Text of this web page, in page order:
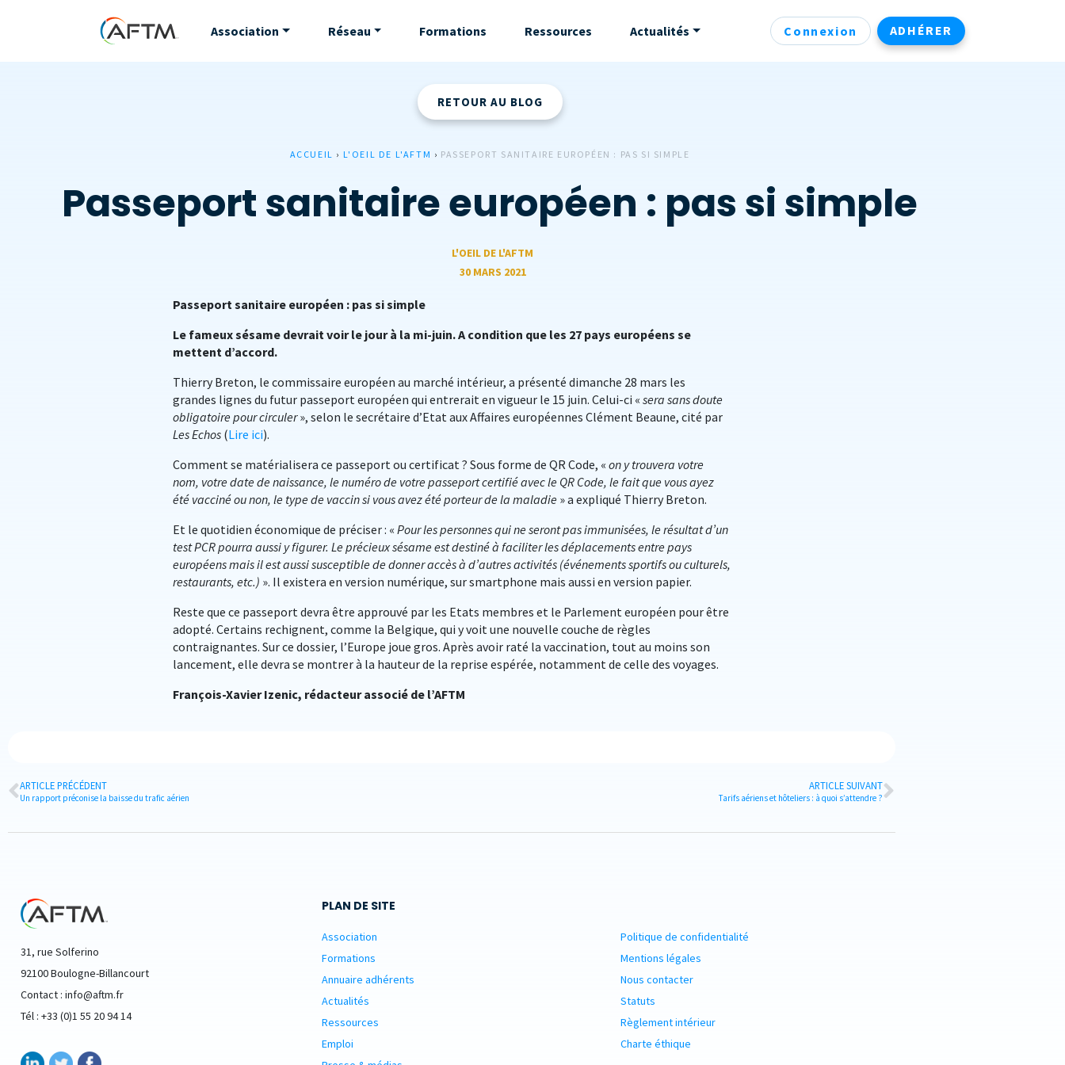
Association Réseau Formations Ressources Actualités Connexion ADHÉRER
RETOUR AU BLOG
ACCUEIL › L'OEIL DE L'AFTM › PASSEPORT SANITAIRE EUROPÉEN : PAS SI SIMPLE
Passeport sanitaire européen : pas si simple
L'OEIL DE L'AFTM
30 MARS 2021
Passeport sanitaire européen : pas si simple
Le fameux sésame devrait voir le jour à la mi-juin. A condition que les 27 pays européens se
mettent d’accord.
Thierry Breton, le commissaire européen au marché intérieur, a présenté dimanche 28 mars les
grandes lignes du futur passeport européen qui entrerait en vigueur le 15 juin. Celui-ci « sera sans doute
obligatoire pour circuler», selon le secrétaire d’Etat aux Affaires européennes Clément Beaune, cité par
Les Echos (Lire ici).
Comment se matérialisera ce passeport ou certificat ? Sous forme de QR Code, « on y trouvera votre
nom, votre date de naissance, le numéro de votre passeport certifié avec le QR Code, le fait que vous ayez
été vacciné ou non, le type de vaccin si vous avez été porteur de la maladie » a expliqué Thierry Breton.
Et le quotidien économique de préciser : « Pour les personnes qui ne seront pas immunisées, le résultat d’un
test PCR pourra aussi y figurer. Le précieux sésame est destiné à faciliter les déplacements entre pays
européens mais il est aussi susceptible de donner accès à d’autres activités (événements sportifs ou culturels,
restaurants, etc.) ». Il existera en version numérique, sur smartphone mais aussi en version papier.
Reste que ce passeport devra être approuvé par les Etats membres et le Parlement européen pour être
adopté. Certains rechignent, comme la Belgique, qui y voit une nouvelle couche de règles
contraignantes. Sur ce dossier, l’Europe joue gros. Après avoir raté la vaccination, tout au moins son
lancement, elle devra se montrer à la hauteur de la reprise espérée, notamment de celle des voyages.
François-Xavier Izenic, rédacteur associé de l’AFTM
ARTICLE PRÉCÉDENT
Un rapport préconise la baisse du trafic aérien
ARTICLE SUIVANT
Tarifs aériens et hôteliers : à quoi s’attendre ?
31, rue Solferino
92100 Boulogne-Billancourt
Contact : info@aftm.fr
Tél : +33 (0)1 55 20 94 14
PLAN DE SITE
Association
Formations
Annuaire adhérents
Actualités
Ressources
Emploi
Politique de confidentialité
Mentions légales
Nous contacter
Statuts
Règlement intérieur
Charte éthique